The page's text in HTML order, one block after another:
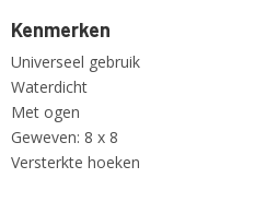
70-0203
Netto gewicht
Kenmerken
Universeel gebruik
Waterdicht
Met ogen
Geweven: 8 x 8
Versterkte hoeken